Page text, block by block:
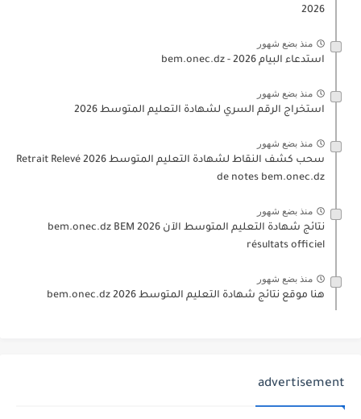
2026
منذ بضع شهور
استدعاء البيام 2026 - bem.onec.dz
منذ بضع شهور
استخراج الرقم السري لشهادة التعليم المتوسط 2026
منذ بضع شهور
سحب كشف النقاط لشهادة التعليم المتوسط 2026 Retrait Relevé
de notes bem.onec.dz
منذ بضع شهور
نتائج شهادة التعليم المتوسط الآن 2026 bem.onec.dz BEM
résultats officiel
منذ بضع شهور
هنا موقع نتائج شهادة التعليم المتوسط 2026 bem.onec.dz
advertisement